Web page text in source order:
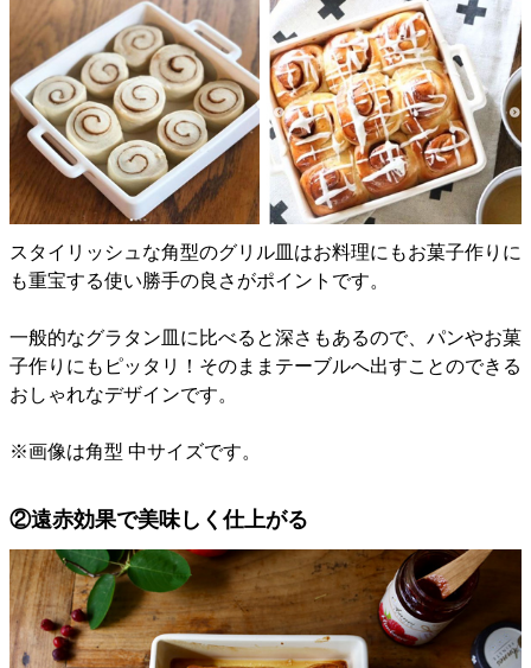
スタイリッシュな角型のグリル皿はお料理にもお菓子作りに
も重宝する使い勝手の良さがポイントです。
一般的なグラタン皿に比べると深さもあるので、パンやお菓
子作りにもピッタリ！そのままテーブルへ出すことのできる
おしゃれなデザインです。
※画像は角型 中サイズです。
②遠赤効果で美味しく仕上がる